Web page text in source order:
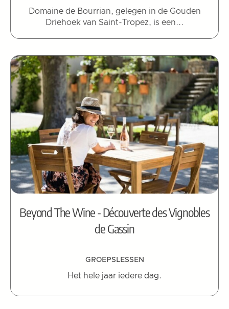
Domaine de Bourrian, gelegen in de Gouden
Driehoek van Saint-Tropez, is een...
Beyond The Wine - Découverte des Vignobles
de Gassin
GROEPSLESSEN
Het hele jaar iedere dag.